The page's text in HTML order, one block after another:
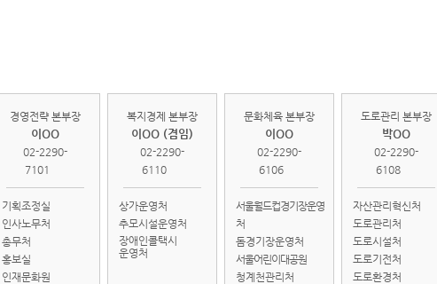
경영전략 본부장
이OO
02-2290-
7101
기획조정실
인사노무처
총무처
홍보실
인재문화원
복지경제 본부장
이OO (겸임)
02-2290-
6110
상가운영처
추모시설운영처
장애인콜택시
운영처
문화체육 본부장
이OO
02-2290-
6106
서울월드컵경기장운영
처
돔경기장운영처
서울어린이대공원
청계천관리처
도로관리 본부장
박OO
02-2290-
6108
자산관리혁신처
도로관리처
도로시설처
도로기전처
도로환경처